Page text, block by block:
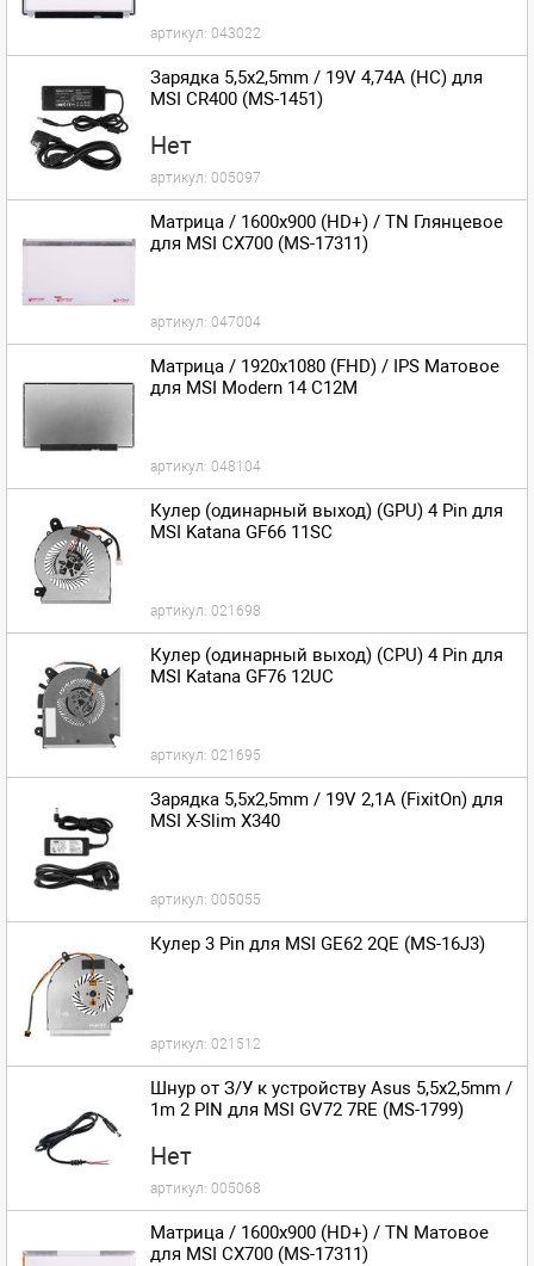
артикул: 043022
Зарядка 5,5x2,5mm / 19V 4,74A (HC) для
MSI CR400 (MS-1451)
Нет
артикул: 005097
Матрица / 1600x900 (HD+) / TN Глянцевое
для MSI CX700 (MS-17311)
артикул: 047004
Матрица / 1920x1080 (FHD) / IPS Матовое
для MSI Modern 14 C12M
артикул: 048104
Кулер (одинарный выход) (GPU) 4 Pin для
MSI Katana GF66 11SC
артикул: 021698
Кулер (одинарный выход) (CPU) 4 Pin для
MSI Katana GF76 12UC
артикул: 021695
Зарядка 5,5x2,5mm / 19V 2,1A (FixitOn) для
MSI X-Slim X340
артикул: 005055
Кулер 3 Pin для MSI GE62 2QE (MS-16J3)
артикул: 021512
Шнур от З/У к устройству Asus 5,5x2,5mm /
1m 2 PIN для MSI GV72 7RE (MS-1799)
Нет
артикул: 005068
Матрица / 1600x900 (HD+) / TN Матовое
для MSI CX700 (MS-17311)